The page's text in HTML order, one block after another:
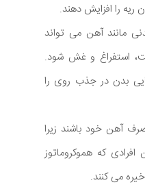
را افزایش دهند.
مانند آهن می تواند
استفراغ و غش شود.
بدن در جذب روی را
آهن خود باشند زیرا
که هموکروماتوز
می کنند.